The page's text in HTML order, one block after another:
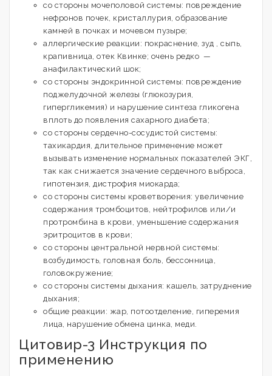
со стороны мочеполовой системы: повреждение
нефронов почек, кристаллурия, образование
камней в почках и мочевом пузыре;
аллергические реакции: покраснение, зуд , сыпь,
крапивница, отек Квинке; очень редко —
анафилактический шок;
со стороны эндокринной системы: повреждение
поджелудочной железы (глюкозурия,
гипергликемия) и нарушение синтеза гликогена
вплоть до появления сахарного диабета;
со стороны сердечно-сосудистой системы:
тахикардия, длительное применение может
вызывать изменение нормальных показателей ЭКГ,
так как снижается значение сердечного выброса,
гипотензия, дистрофия миокарда;
со стороны системы кроветворения: увеличение
содержания тромбоцитов, нейтрофилов или/и
протромбина в крови, уменьшение содержания
эритроцитов в крови;
со стороны центральной нервной системы:
возбудимость, головная боль, бессонница,
головокружение;
со стороны системы дыхания: кашель, затруднение
дыхания;
общие реакции: жар, потоотделение, гиперемия
лица, нарушение обмена цинка, меди.
Цитовир-3 Инструкция по
применению